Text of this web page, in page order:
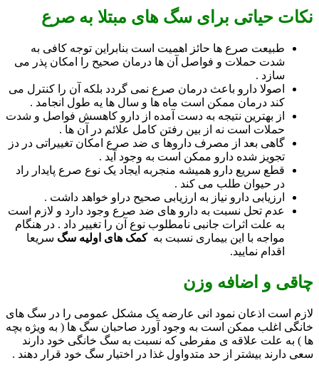
نکات حیاتی برای سگ های مبتلا به صرع
طبیعت صرع ها حائز اهمیت است بنابراین توجه کافی به
شدت حملات و فواصل آن ها درمان صحیح را امکان پذر می
سازد .
اصولا دارو باعث درمان صرع نمی گردد بلکه آن را کنترل می
کند درمان ممکن است ماه ها و سال ها یه طول انجامد .
از بهترین نتیجه به دست آمده از دارو کاهسش فواصل و شدت
حملات است نه از بین رفتن کامل علائم در آن ها .
گاهی بعد از مصرف داروها ی ضد صرع امکان تغییراتی در دز
تجویز شده دارو ممکن است به وجود آید .
قطع سریع دارو همیشه منجربه ایجاد یک نوع صرع پایدار راد
در حیوان طلب می کند .
ارزیابی دارو نیاز به ارزیابی صحیح دراو خواهد داشت .
عدم تحل نسبت به دارو های ضد صرع وجود دارد و لازم است
به علت اثرات جانبی نامطلوب نوع آن را تغییر داد . در هنگام
مواجه با این بیماری نسبت بهکمک های اولیه سگ سریعا
اقدام نمایید.
چاقی و اضافه وزن
لازم است اذعان نمود انی عارضه یک مشکل عمومی را در سگ های
خانگی اغلب ممکن است به وجود آورد صاحبان سگ ها ( به ویژه بچه
ها ) به علت علاقه ی مفرطی که نسبت به سگ خانگی خود دارند
سعی دارند بیشتر از حد متدواول غذا در اختیار سگ خود قرار دهند .